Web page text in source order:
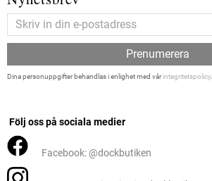
Prenumerera
Dina personuppgifter behandlas i enlighet med vårintegritetspolicy.
Följ oss på sociala medier
Facebook: @dockbutiken